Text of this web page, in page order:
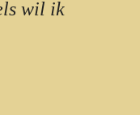
wil ik